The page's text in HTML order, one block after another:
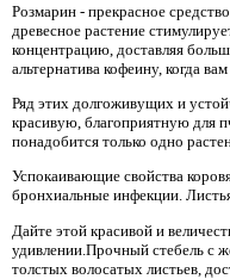
Розмарин - прекрасное
древесное растение
концентрацию, доставляя
альтернатива кофеину, когда
Ряд этих долгоживущих и
красивую, благоприятную для
понадобится только одно
Успокаивающие свойства
бронхиальные инфекции.
Дайте этой красивой и
удивлении.Прочный стебель с
толстых волосатых листьев,